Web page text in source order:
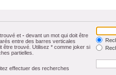
et - devant un mot qui doit être
entre des barres verticales
être trouvé. Utilisez * comme joker si
partielles.
effectuer des recherches